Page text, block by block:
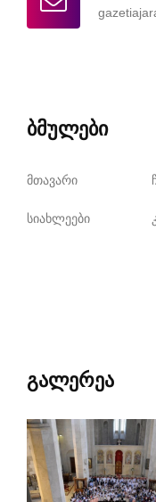
ბმულები
მთავარი
სიახლეები
გალერეა